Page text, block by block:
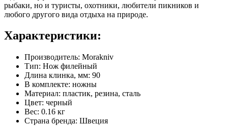
рыбаки, но и туристы, охотники, любители пикников и
любого другого вида отдыха на природе.
Характеристики:
Производитель: Morakniv
Тип: Нож филейный
Длина клинка, мм: 90
В комплекте: ножны
Материал: пластик, резина, сталь
Цвет: черный
Вес: 0.16 кг
Страна бренда: Швеция